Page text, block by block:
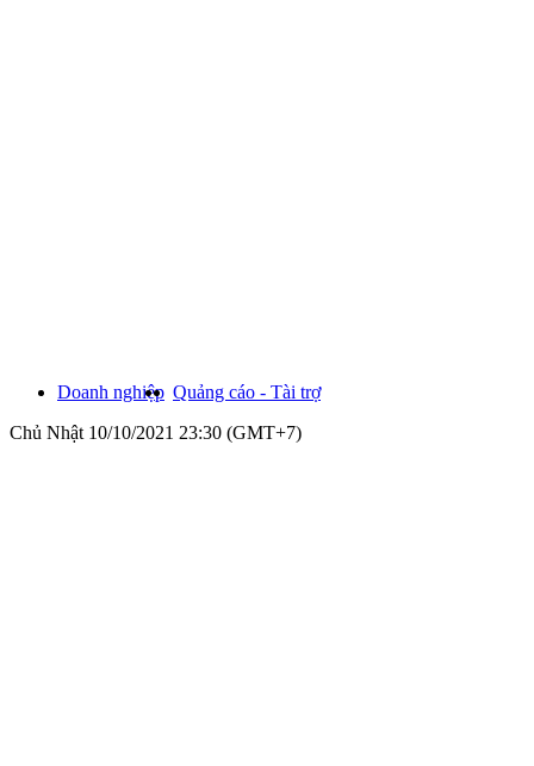
Doanh nghiệp Quảng cáo - Tài trợ
Chủ Nhật 10/10/2021 23:30 (GMT+7)